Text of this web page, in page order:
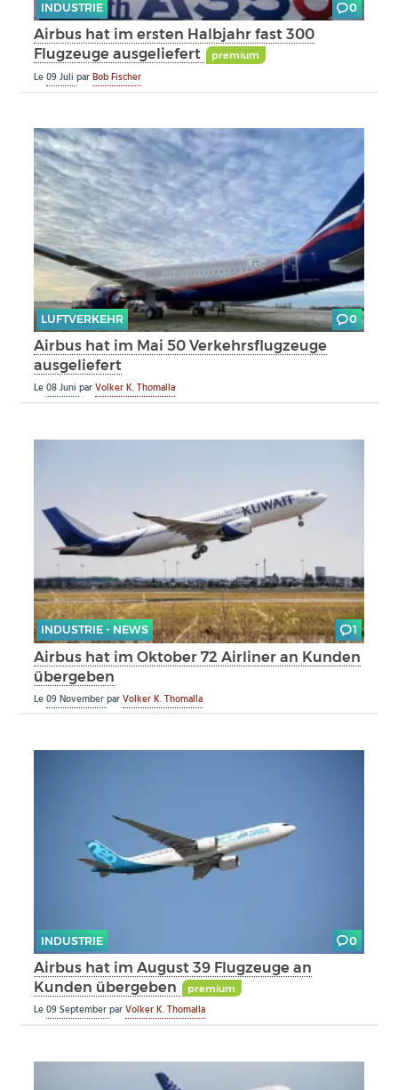
INDUSTRIE 0
Airbus hat im ersten Halbjahr fast 300
Flugzeuge ausgeliefert
premium
Le09 JuliparBob Fischer
LUFTVERKEHR 0
Airbus hat im Mai 50 Verkehrsflugzeuge
ausgeliefert
Le08 JuniparVolker K. Thomalla
INDUSTRIE - NEWS 1
Airbus hat im Oktober 72 Airliner an Kunden
übergeben
Le09 NovemberparVolker K. Thomalla
INDUSTRIE 0
Airbus hat im August 39 Flugzeuge an
Kunden übergeben
premium
Le09 SeptemberparVolker K. Thomalla